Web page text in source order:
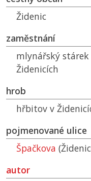
Židenic
zaměstnání
mlynářský
Židenicích
hrob
hřbitov v
pojmenované ulice
Špačkova
autor